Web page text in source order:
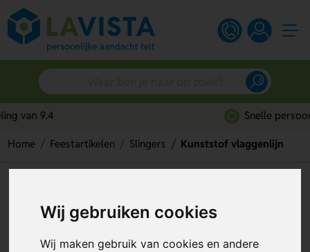
Wij gebruiken cookies
Wij maken gebruik van cookies en andere
Snelle persoonlijke service
Home Feestartikelen Slingers Kunststof vlaggenlijn
Artikelnummer:339554